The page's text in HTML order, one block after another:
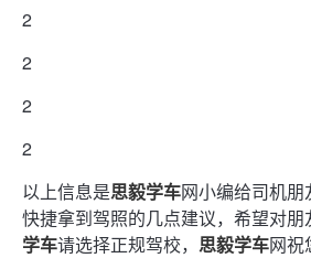
2
2
2
2
以上信息是思毅学车网小编给司机朋
快捷拿到驾照的几点建议，希望对朋
学车请选择正规驾校， 思毅学车网祝